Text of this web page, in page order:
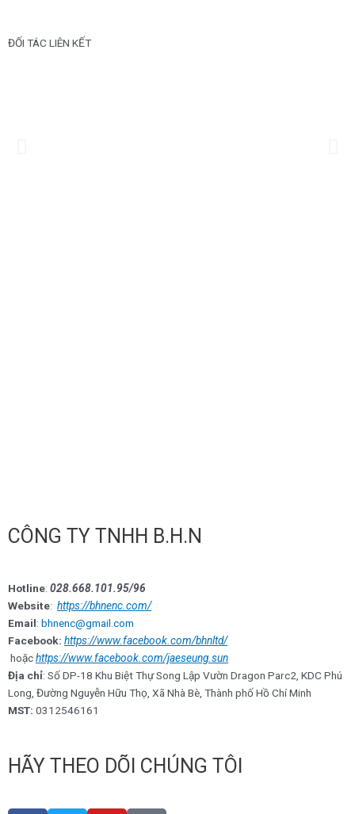
ĐỐI TÁC LIÊN KẾT
CÔNG TY TNHH B.H.N
Hotline: 028.668.101.95/96
Website: https://bhnenc.com/
Email: bhnenc@gmail.com
Facebook: https://www.facebook.com/bhnltd/
hoặchttps://www.facebook.com/jaeseung.sun
Địa chỉ: Số DP-18 Khu Biệt Thự Song Lập Vườn Dragon Parc2, KDC Phú
Long, Đường Nguyễn Hữu Thọ, Xã Nhà Bè, Thành phố Hồ Chí Minh
MST: 0312546161
HÃY THEO DÕI CHÚNG TÔI